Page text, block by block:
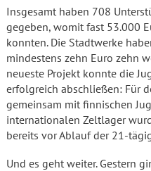
Insgesamt haben 708
gegeben, womit fast 53.000
konnten. Die Stadtwerke
mindestens zehn Euro zehn
neueste Projekt konnte die
erfolgreich abschließen: Für
gemeinsam mit finnischen
internationalen Zeltlager
bereits vor Ablauf der 21-
Und es geht weiter. Gestern